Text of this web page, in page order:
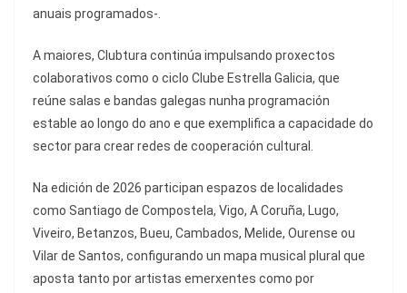
anuais programados-.
A maiores, Clubtura continúa impulsando proxectos
colaborativos como o ciclo Clube Estrella Galicia, que
reúne salas e bandas galegas nunha programación
estable ao longo do ano e que exemplifica a capacidade do
sector para crear redes de cooperación cultural.
Na edición de 2026 participan espazos de localidades
como Santiago de Compostela, Vigo, A Coruña, Lugo,
Viveiro, Betanzos, Bueu, Cambados, Melide, Ourense ou
Vilar de Santos, configurando un mapa musical plural que
aposta tanto por artistas emerxentes como por